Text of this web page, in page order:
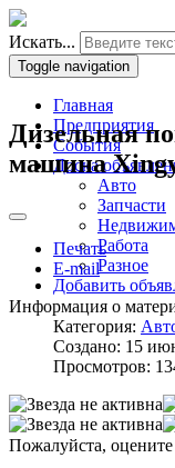
Искать...
Toggle navigation
Главная
Предприятия
События
Доска
Авто
Запчасти
Работа
Разное
Добавить
Дизельная
машина
Печать
E-mail
Информация о
Категория:
Создано: 15
Просмотров:
Пожалуйста, оцените